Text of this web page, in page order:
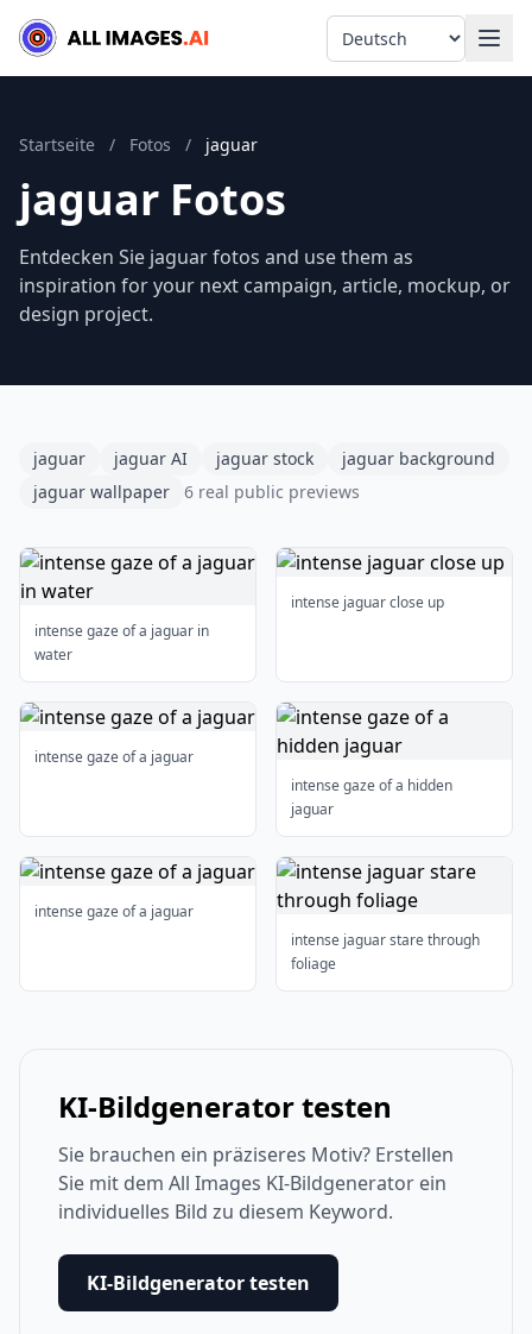
Language
Startseite / Fotos / jaguar
jaguar Fotos
Entdecken Sie jaguar fotos and use them as
inspiration for your next campaign, article, mockup, or
design project.
jaguar jaguar AI jaguar stock
jaguar background
jaguar wallpaper
6 real public previews
intense gaze of a jaguar in
water
intense jaguar close up
intense gaze of a jaguar
intense gaze of a hidden
jaguar
intense gaze of a jaguar
intense jaguar stare through
foliage
KI-Bildgenerator testen
Sie brauchen ein präziseres Motiv? Erstellen
Sie mit dem All Images KI-Bildgenerator ein
individuelles Bild zu diesem Keyword.
KI-Bildgenerator testen